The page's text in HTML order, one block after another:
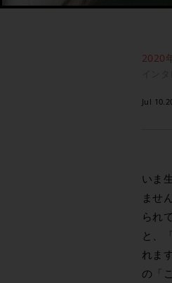
2020
Jul
いま
ませ
られ
と、
れま
の「